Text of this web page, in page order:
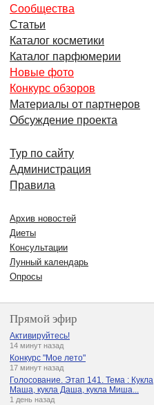
Сообщества
Статьи
Каталог косметики
Каталог парфюмерии
Новые фото
Конкурс обзоров
Материалы от партнеров
Обсуждение проекта
Тур по сайту
Администрация
Правила
Архив новостей
Диеты
Консультации
Лунный календарь
Опросы
Прямой эфир
Активируйтесь!
14 минут назад
Конкурс "Мое лето"
17 минут назад
Голосование. Этап 141. Тема : Кукла
Маша, кукла Даша, кукла Миша...
1 день назад